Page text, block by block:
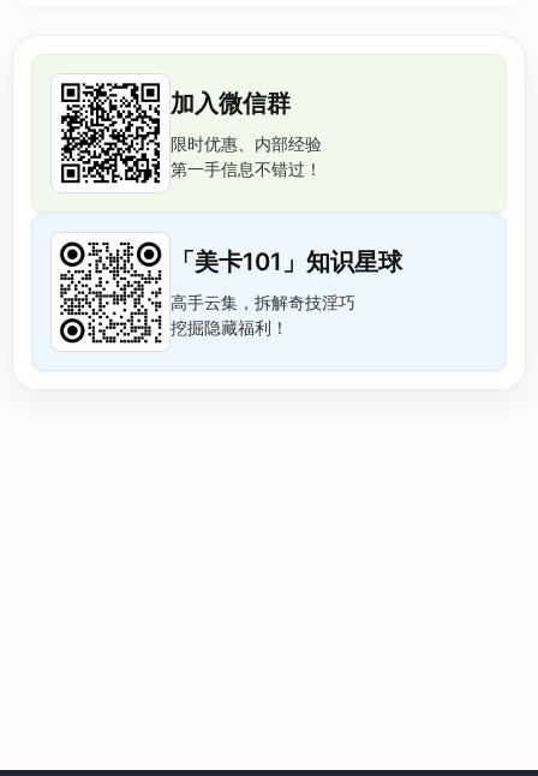
加入微信群
限时优惠、内部经验
第一手信息不错过！
「美卡101」知识星球
高手云集，拆解奇技淫巧
挖掘隐藏福利！